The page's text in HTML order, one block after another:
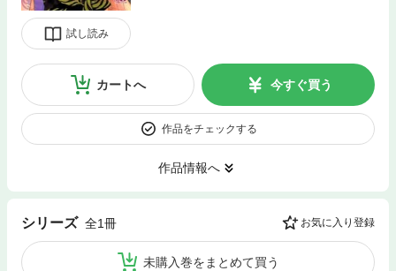
試し読み
カートへ 今すぐ買う
作品をチェックする
作品情報へ
シリーズ 全1冊 お気に入り登録
未購入巻をまとめて買う